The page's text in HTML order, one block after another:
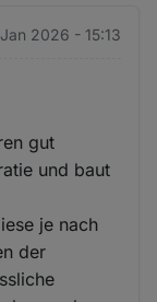
2026 - 15:13
gut
und baut
je nach
der